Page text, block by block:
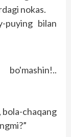
nokas.
puying bilan
bola-chaqang